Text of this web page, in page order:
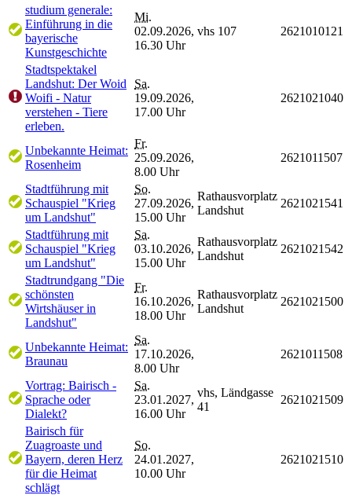
studium generale:
Einführung in die
bayerische
Kunstgeschichte
Mi.
02.09.2026,
16.30 Uhr
vhs 107 2621010121
Stadtspektakel
Landshut: Der Woid
Woifi - Natur
verstehen - Tiere
erleben.
Sa.
19.09.2026,
17.00 Uhr
2621021040
Unbekannte Heimat:
Rosenheim
Fr.
25.09.2026,
8.00 Uhr
2621011507
Stadtführung mit
Schauspiel "Krieg
um Landshut"
So.
27.09.2026,
15.00 Uhr
Rathausvorplatz
Landshut
2621021541
Stadtführung mit
Schauspiel "Krieg
um Landshut"
Sa.
03.10.2026,
15.00 Uhr
Rathausvorplatz
Landshut
2621021542
Stadtrundgang "Die
schönsten
Wirtshäuser in
Landshut"
Fr.
16.10.2026,
18.00 Uhr
Rathausvorplatz
Landshut
2621021500
Unbekannte Heimat:
Braunau
Sa.
17.10.2026,
8.00 Uhr
2621011508
Vortrag: Bairisch -
Sprache oder
Dialekt?
Sa.
23.01.2027,
16.00 Uhr
vhs, Ländgasse
41
2621021509
Bairisch für
Zuagroaste und
Bayern, deren Herz
für die Heimat
schlägt
So.
24.01.2027,
10.00 Uhr
2621021510